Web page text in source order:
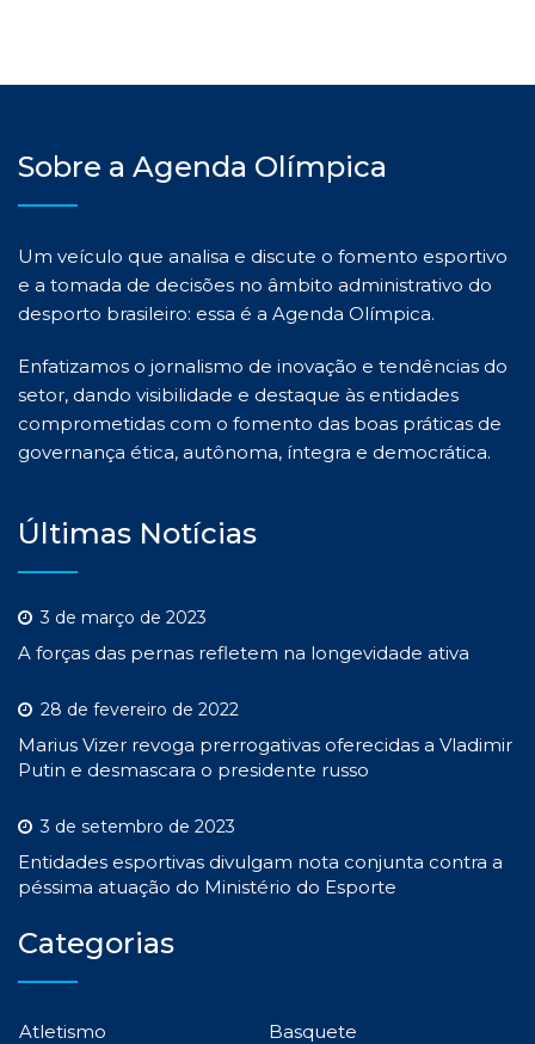
Sobre a Agenda Olímpica
Um veículo que analisa e discute o fomento esportivo
e a tomada de decisões no âmbito administrativo do
desporto brasileiro: essa é a Agenda Olímpica.
Enfatizamos o jornalismo de inovação e tendências do
setor, dando visibilidade e destaque às entidades
comprometidas com o fomento das boas práticas de
governança ética, autônoma, íntegra e democrática.
Últimas Notícias
3 de março de 2023
A forças das pernas refletem na longevidade ativa
28 de fevereiro de 2022
Marius Vizer revoga prerrogativas oferecidas a Vladimir
Putin e desmascara o presidente russo
3 de setembro de 2023
Entidades esportivas divulgam nota conjunta contra a
péssima atuação do Ministério do Esporte
Categorias
Atletismo
Basquete